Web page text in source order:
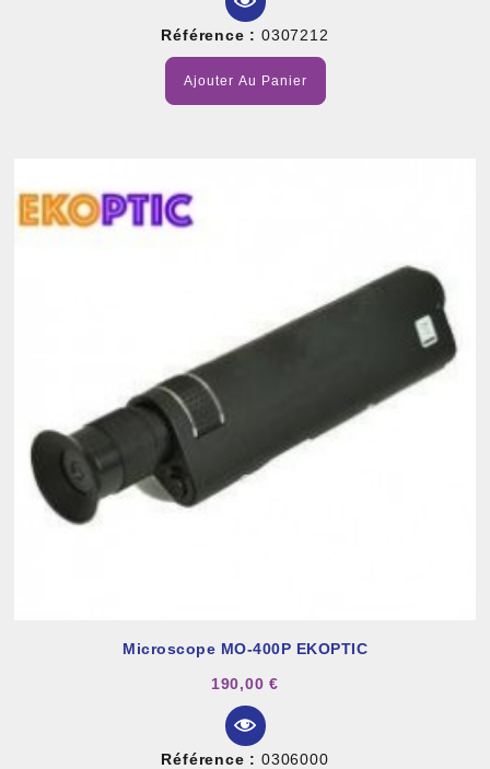
Référence : 0307212
Ajouter Au Panier
Microscope MO-400P EKOPTIC
190,00 €
Référence : 0306000